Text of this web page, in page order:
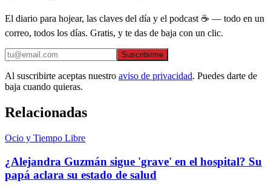
El diario para hojear, las claves del día y el podcast ☕ — todo en un
correo, todos los días. Gratis, y te das de baja con un clic.
Suscribirme
Al suscribirte aceptas nuestro aviso de privacidad. Puedes darte de
baja cuando quieras.
Relacionadas
Ocio y Tiempo Libre
¿Alejandra Guzmán sigue 'grave' en el hospital? Su
papá aclara su estado de salud